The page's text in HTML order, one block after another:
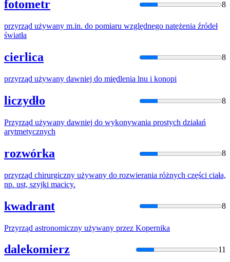
fotometr 8
przyrząd używany m.in. do pomiaru względnego natężenia źródeł
światła
cierlica 8
przyrząd używany dawniej do międlenia lnu i konopi
liczydło 8
Przyrząd używany dawniej do wykonywania prostych działań
arytmetycznych
rozwórka 8
przyrząd chirurgiczny używany do rozwierania różnych części ciała,
np. ust, szyjki macicy.
kwadrant 8
Przyrząd astronomiczny używany przez Kopernika
dalekomierz 11